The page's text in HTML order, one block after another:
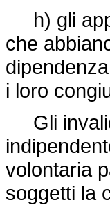
h) gli
che
i loro
Gli
volontaria
soggetti la